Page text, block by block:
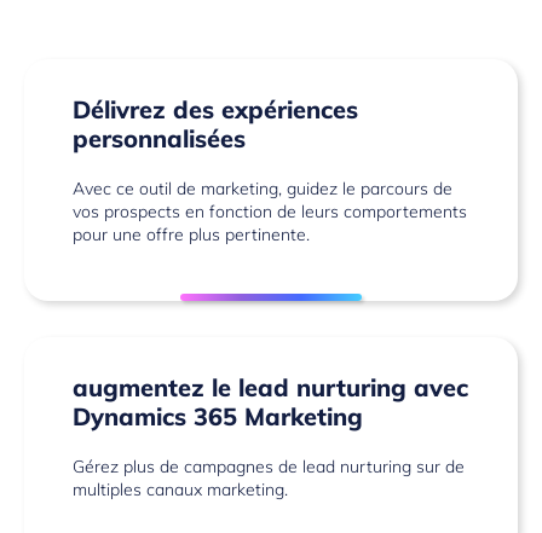
Délivrez des expériences
personnalisées
Avec ce outil de marketing, guidez le parcours de
vos prospects en fonction de leurs comportements
pour une offre plus pertinente.
augmentez le lead nurturing avec
Dynamics 365 Marketing
Gérez plus de campagnes de lead nurturing sur de
multiples canaux marketing.